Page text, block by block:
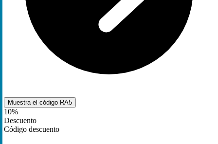
Muestra el código RA5
10%
Descuento
Código descuento